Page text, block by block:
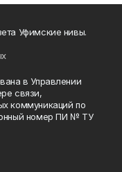
Уфимские нивы.
в Управлении
связи,
коммуникаций по
номер ПИ № ТУ